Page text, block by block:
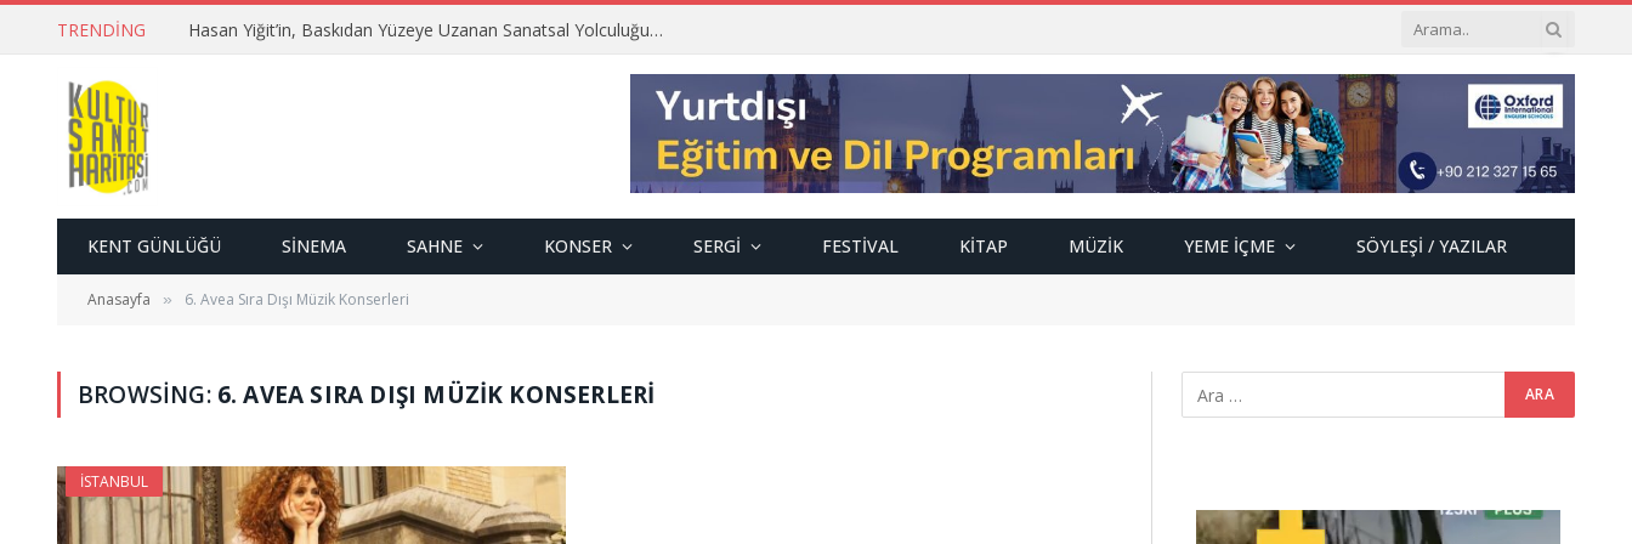
TRENDING Hasan Yiğit’in, Baskıdan Yüzeye Uzanan Sanatsal Yolculuğu…
KENT GÜNLÜĞÜ SINEMA SAHNE KONSER SERGI FESTIVAL KITAP MÜZIK YEME İÇME SÖYLEŞI / YAZILAR
Anasayfa » 6. Avea Sıra Dışı Müzik Konserleri
BROWSING: 6. AVEA SIRA DIŞI MÜZIK KONSERLERI
İSTANBUL
Video